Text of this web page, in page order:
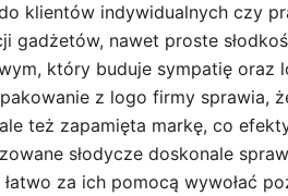
klientów indywidualnych czy
gadżetów, nawet proste
który buduje sympatię oraz
z logo firmy sprawia,
też zapamięta markę, co
słodycze doskonale
za ich pomocą wywołać